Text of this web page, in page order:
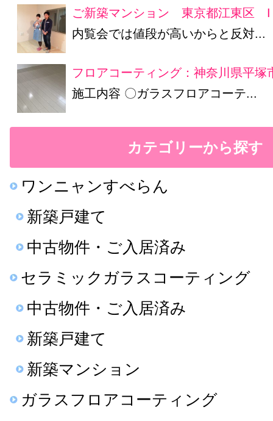
ご新築マンション 東京都江東区 I
内覧会では値段が高いからと反対...
フロアコーティング：神奈川県平塚
施工内容 〇ガラスフロアコーテ...
カテゴリーから探す
ワンニャンすべらん
新築戸建て
中古物件・ご入居済み
セラミックガラスコーティング
中古物件・ご入居済み
新築戸建て
新築マンション
ガラスフロアコーティング